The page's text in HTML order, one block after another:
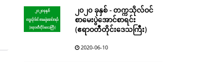
၂၀၂၀ ခုနှစ် - တက္ကသိုလ်ဝင်
စာမေးပွဲအောင်စာရင်း
(ဧရာဝတီတိုင်းဒေသကြီး)
2020-06-10